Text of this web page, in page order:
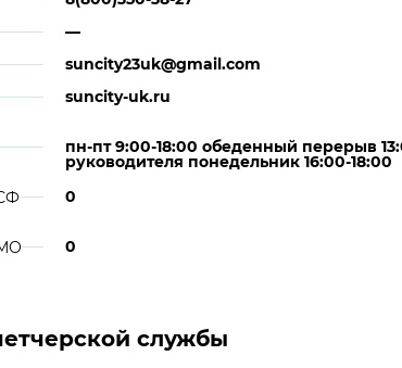
—
suncity23uk@gmail.com
suncity-uk.ru
пн-пт 9:00-18:00 обеденный перерыв
руководителя понедельник 16:00-18:00
0
0
службы